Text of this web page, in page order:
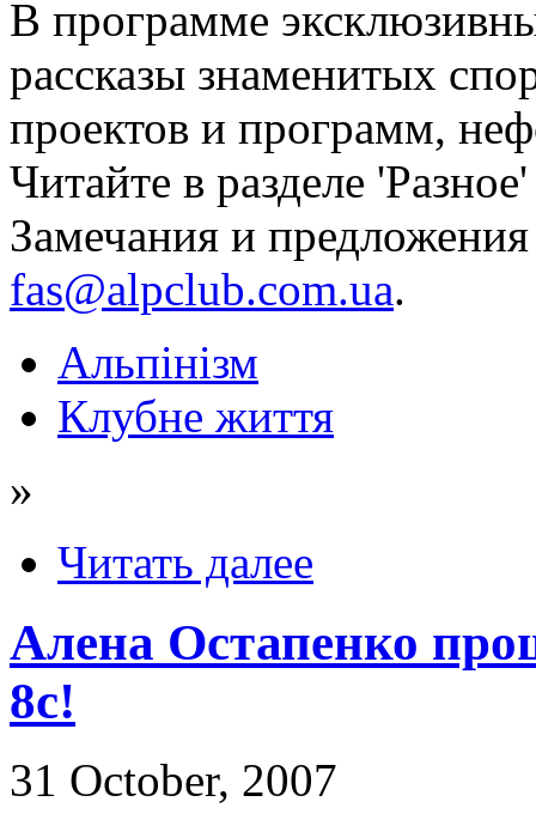
В программе
рассказы знаменитых
проектов и программ,
Читайте в разделе
Замечания и
fas@alpclub.com.ua.
Альпінізм
Клубне життя
»
Читать далее
Алена Остапенко
8с!
31 October, 2007